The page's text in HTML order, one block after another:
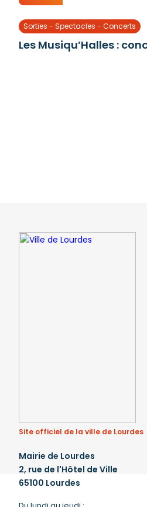
Sorties - Spectacles - Concerts
Les Musiqu’Halles :
Site officiel de la ville de Lourdes
Mairie de Lourdes
2, rue de l'Hôtel de Ville
65100 Lourdes
Du lundi au jeudi :